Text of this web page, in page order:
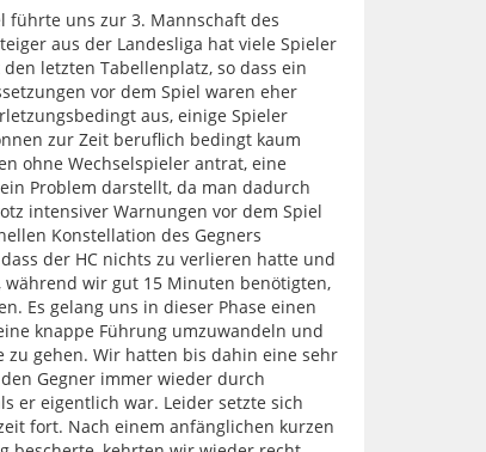
führte uns zur 3. Mannschaft des
aus der Landesliga hat viele Spieler
letzten Tabellenplatz, so dass ein
vor dem Spiel waren eher
aus, einige Spieler
zur Zeit beruflich bedingt kaum
ohne Wechselspieler antrat, eine
Problem darstellt, da man dadurch
intensiver Warnungen vor dem Spiel
Konstellation des Gegners
der HC nichts zu verlieren hatte und
wir gut 15 Minuten benötigten,
Es gelang uns in dieser Phase einen
knappe Führung umzuwandeln und
zu gehen. Wir hatten bis dahin eine sehr
Gegner immer wieder durch
er eigentlich war. Leider setzte sich
fort. Nach einem anfänglichen kurzen